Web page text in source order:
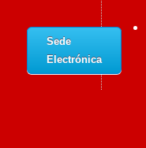
Sede
Electrónica